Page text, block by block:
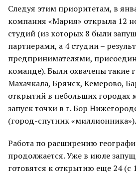
Следуя этим приоритетам, в
компания «Мария» открыла 12
студий (из которых 8 были
партнерами, а 4 студии –
предпринимателями,
команде). Были охвачены такие
Махачкала, Брянск, Кемерово,
открытий в небольших городах
запуск точки в г. Бор
(город-спутник «миллионника»).
Работа по расширению
продолжается. Уже в июле
готовятся к открытию еще 24